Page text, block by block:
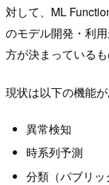
対して、ML
のモデル開発・利
方が決まっているも
現状は以下の機能が
異常検知
時系列予測
分類（パブリッ